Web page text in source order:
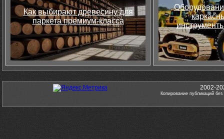
Как выбирают древесину для
паркета премиум-класса
2002-
Копирование публикаций